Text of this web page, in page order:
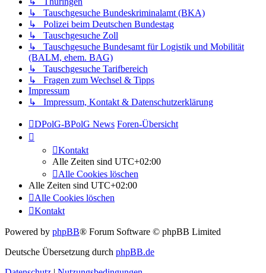
↳ Tauschgesuche Bundeskriminalamt (BKA)
↳ Polizei beim Deutschen Bundestag
↳ Tauschgesuche Zoll
↳ Tauschgesuche Bundesamt für Logistik und Mobilität
(BALM, ehem. BAG)
↳ Tauschgesuche Tarifbereich
↳ Fragen zum Wechsel & Tipps
Impressum
↳ Impressum, Kontakt & Datenschutzerklärung
DPolG-BPolG News Foren-Übersicht
Kontakt
Alle Zeiten sind UTC+02:00
Alle Cookies löschen
Alle Zeiten sind UTC+02:00
Alle Cookies löschen
Kontakt
Powered by phpBB® Forum Software © phpBB Limited
Deutsche Übersetzung durch phpBB.de